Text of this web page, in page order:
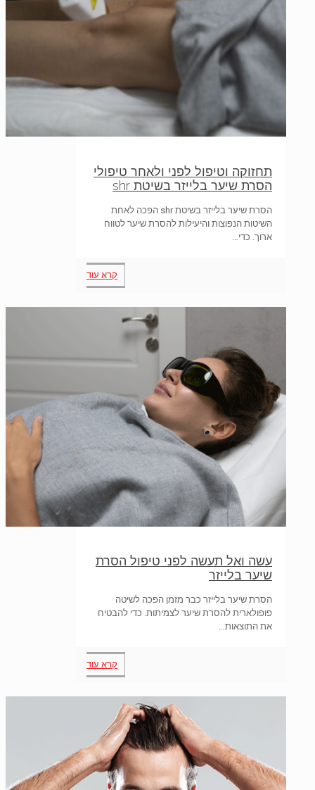
תחזוקה וטיפול לפני ולאחר טיפולי
הסרת שיער בלייזר בשיטת shr
הסרת שיער בלייזר בשיטת shr הפכה לאחת
השיטות הנפוצות והיעילות להסרת שיער לטווח
ארוך. כדי…
קרא עוד
עשה ואל תעשה לפני טיפול הסרת
שיער בלייזר
הסרת שיער בלייזר כבר מזמן הפכה לשיטה
פופולארית להסרת שיער לצמיתות. כדי להבטיח
את התוצאות…
קרא עוד